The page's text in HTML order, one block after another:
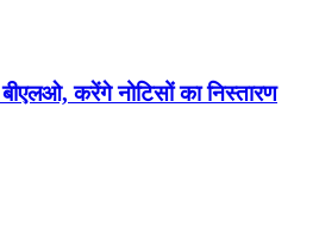
बीएलओ, करेंगे नोटिसों का निस्तारण